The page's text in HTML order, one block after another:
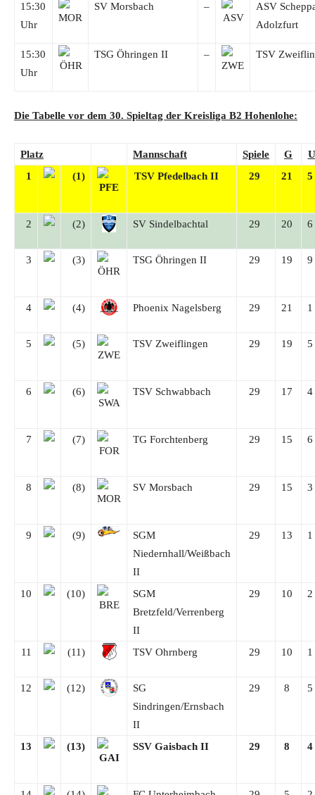
15:30
Uhr
SV Morsbach –
ASV
Adolzfurt
15:30
Uhr
TSG Öhringen II – TSV
Die Tabelle vor dem 30. Spieltag der Kreisliga B2 Hohenlohe:
Platz Mannschaft Spiele G
U
1
(1) TSV Pfedelbach II 29 21 5
2 (2) SV Sindelbachtal 29 20 6
3 (3) TSG Öhringen II 29 19 9
4 (4) Phoenix Nagelsberg 29 21 1
5 (5) TSV Zweiflingen 29 19 5
6 (6) TSV Schwabbach 29 17 4
7 (7) TG Forchtenberg 29 15 6
8 (8) SV Morsbach 29 15 3
9 (9)
SGM
Niedernhall/Weißbach
II
29 13 1
10 (10)
SGM
Bretzfeld/Verrenberg
II
29 10 2
11 (11) TSV Ohrnberg 29 10 1
12 (12)
SG
Sindringen/Ernsbach
II
29 8 5
13 (13) SSV Gaisbach II 29 8 4